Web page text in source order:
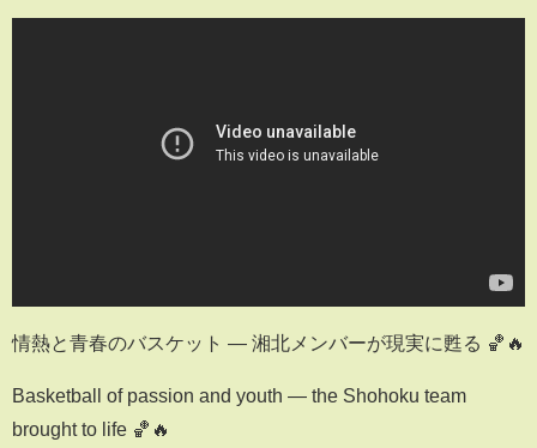
情熱と青春のバスケット — 湘北メンバーが現実に甦る 🏀🔥
Basketball of passion and youth — the Shohoku team
brought to life 🏀🔥